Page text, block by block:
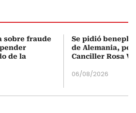
sobre fraude
de la
Se pidió
de Alemania,
Canciller Rosa
06/08/2026